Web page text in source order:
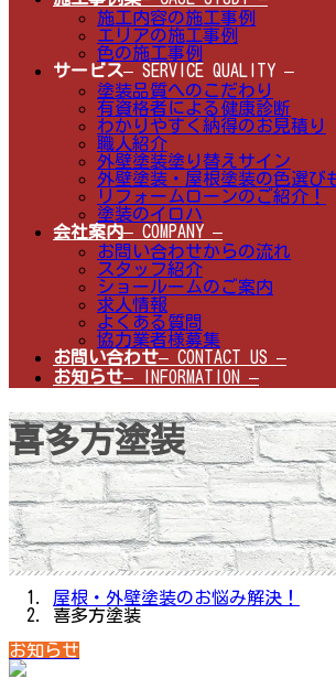
施工内容の施工事例
エリアの施工事例
色の施工事例
サービス– SERVICE QUALITY –
塗装品質へのこだわり
有資格者による健康診断
わかりやすく納得のお見積り
職人紹介
外壁塗装塗り替えサイン
外壁塗装・屋根塗装の色選び
リフォームローンのご紹介！
塗装のイロハ
会社案内– COMPANY –
お問い合わせからの流れ
スタッフ紹介
ショールームのご案内
求人情報
よくある質問
協力業者様募集
お問い合わせ– CONTACT US –
お知らせ– INFORMATION –
喜多方塗装
屋根・外壁塗装のお悩み解決！
喜多方塗装
お知らせ